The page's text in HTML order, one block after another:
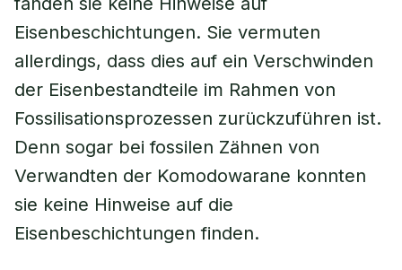
Eisenbeschichtungen. Sie vermuten
allerdings, dass dies auf ein Verschwinden
der Eisenbestandteile im Rahmen von
Fossilisationsprozessen zurückzuführen ist.
Denn sogar bei fossilen Zähnen von
Verwandten der Komodowarane konnten
sie keine Hinweise auf die
Eisenbeschichtungen finden.